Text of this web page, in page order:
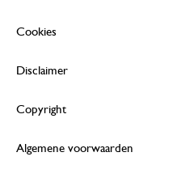
Cookies
Disclaimer
Copyright
Algemene voorwaarden